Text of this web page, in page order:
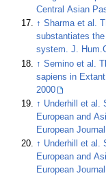
Central Asian
↑ Sharma et al.
substantiates
system. J.
↑ Semino et al.
sapiens in
2000
↑ Underhill et al.
European and
European
↑ Underhill et al.
European and
European